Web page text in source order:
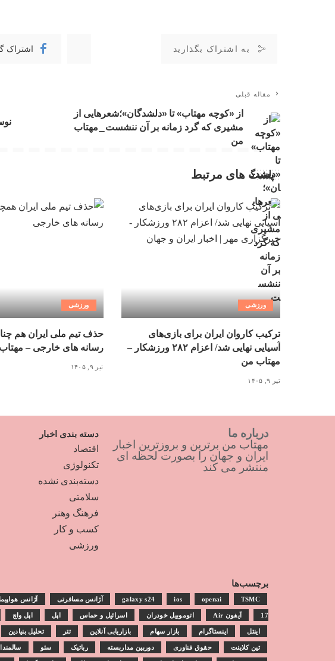
به اشتراک بگذارید اشتراک
مقاله قبلی
از «کوچه مهتاب» تا «دلشدگان»؛شعرهایی از
مشیری که گرد زمانه بر آن ننشست_مهتاب
من
پست های مرتبط
ورزشی
ترکیب کاروان ایران برای بازی‌های
آسیایی نهایی شد/ اعزام ۲۸۲ ورزشکار –
مهتاب من
تیر ۹, ۱۴۰۵
ورزشی
حذف تیم ملی ایران هم
رسانه های خارجی –
تیر ۹, ۱۴۰۵
درباره ما
مهتاب من برترین و بروزترین اخبار
ایران و جهان را بصورت لحظه ای
منتشر می کند
دسته بندی اخبار
اقتصاد
تکنولوژی
دسته‌بندی نشده
سلامتی
فرهنگ وهنر
کسب و کار
ورزشی
برچسب‌ها
galaxy s24 ios openai TSMC آژانس مسافرتی آژانس
17 آیفون Air اتوموبیل خودران اسرائیل و حماس اپل اپل واچ
اینتل اینستاگرام بازار سهام بازاریابی آنلاین تتر تحلیل بنیادین
تین کلاینت حقوق فناوری دوربین مداربسته رباتیک سئو